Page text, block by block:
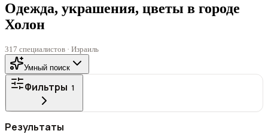
Одежда, украшения, цветы в городе
Холон
317 специалистов · Израиль
Умный поиск
Фильтры 1
Все
Результаты